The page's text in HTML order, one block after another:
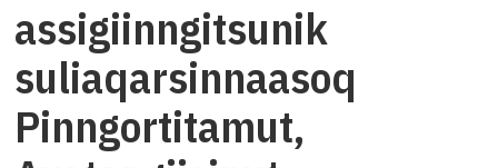
assigiinngitsunik
suliaqarsinnaasoq
Pinngortitamut,